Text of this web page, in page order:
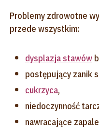
Problemy zdrowotne
przede wszystkim:
dysplazja stawów
postępujący zanik
cukrzyca,
niedoczynność
nawracające